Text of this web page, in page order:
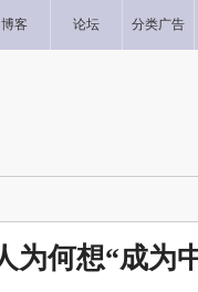
博客 论坛 分类广告
为何想“成为